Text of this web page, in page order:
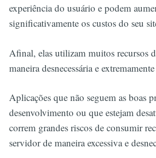
experiência do usuário e podem
significativamente os custos do seu
Afinal, elas utilizam muitos recursos
maneira desnecessária e
Aplicações que não seguem as boas
desenvolvimento ou que estejam
correm grandes riscos de consumir
servidor de maneira excessiva e